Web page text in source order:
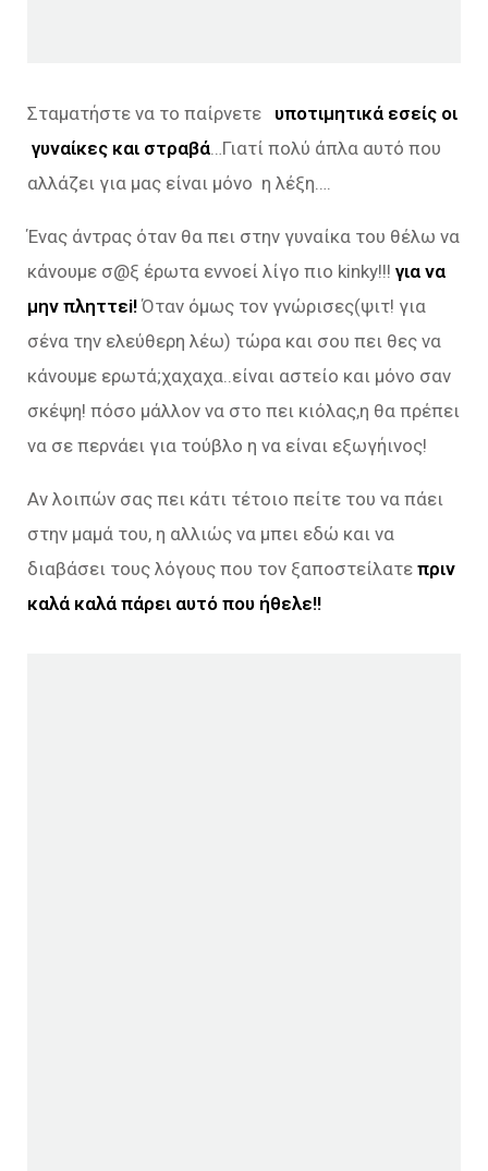
Σταματήστε να το παίρνετε υποτιμητικά εσείς οι
γυναίκες και στραβά…Γιατί πολύ άπλα αυτό που
αλλάζει για μας είναι μόνο η λέξη….
Ένας άντρας όταν θα πει στην γυναίκα του θέλω να
κάνουμε σ@ξ έρωτα εννοεί λίγο πιο kinky!!! για να
μην πληττεi! Όταν όμως τον γνώρισες(ψιτ! για
σένα την ελεύθερη λέω) τώρα και σου πει θες να
κάνουμε ερωτά;χαχαχα..είναι αστείο και μόνο σαν
σκέψη! πόσο μάλλον να στο πει κιόλας,η θα πρέπει
να σε περνάει για τούβλο η να είναι εξωγήινος!
Αν λοιπών σας πει κάτι τέτοιο πείτε του να πάει
στην μαμά του, η αλλιώς να μπει εδώ και να
διαβάσει τους λόγους που τον ξαποστείλατε πριν
καλά καλά πάρει αυτό που ήθελε!!